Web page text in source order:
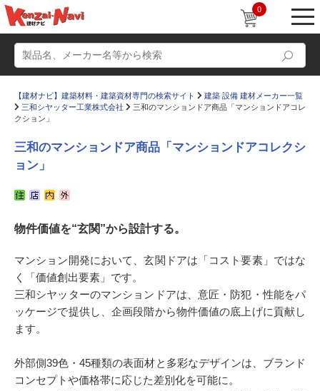
0
すまいリング 設計士インタビュー
Q＆A 販売・施工代理店募集
お気に入り
【建材ナビ】建築材料・建築資材専門の検索サイト
建築 設備 建材メーカー一覧
三和シヤッター工業株式会社
三和のマンションドア商品「マンションドアコレ
クション」
三和のマンションドア商品「マンションドアコレクシ
ョン」
物件価値を“玄関”から設計する。
マンション開発において、玄関ドアは「コスト要素」ではな
く「価値創出要素」です。
三和シヤッターのマンションドアは、意匠・防犯・性能をパ
ッケージで提供し、企画段階から物件価値の底上げに貢献し
ます。
外部側39色・45種類の表面材と多彩なデザインは、ブランド
コンセプトや価格帯に応じた差別化を可能に。